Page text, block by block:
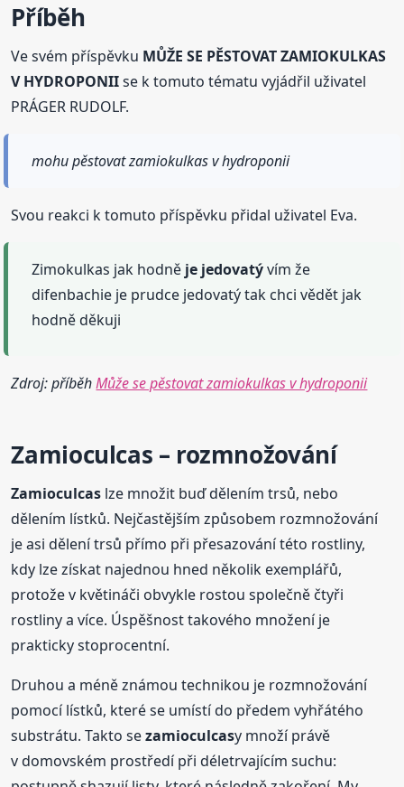
Příběh
Ve svém příspěvku MŮŽE SE PĚSTOVAT ZAMIOKULKAS
V HYDROPONIIse k tomuto tématu vyjádřil uživatel
PRÁGER RUDOLF.
mohu pěstovat zamiokulkas v hydroponii
Svou reakci k tomuto příspěvku přidal uživatel Eva.
Zimokulkas jak hodně je jedovatývím že
difenbachie je prudce jedovatý tak chci vědět jak
hodně děkuji
Zdroj: příběhMůže se pěstovat zamiokulkas v hydroponii
Zamioculcas – rozmnožování
Zamioculcas lze množit buď dělením trsů, nebo
dělením lístků. Nejčastějším způsobem rozmnožování
je asi dělení trsů přímo při přesazování této rostliny,
kdy lze získat najednou hned několik exemplářů,
protože v květináči obvykle rostou společně čtyři
rostliny a více. Úspěšnost takového množení je
prakticky stoprocentní.
Druhou a méně známou technikou je rozmnožování
pomocí lístků, které se umístí do předem vyhřátého
substrátu. Takto sezamioculcasy množí právě
v domovském prostředí při déletrvajícím suchu: